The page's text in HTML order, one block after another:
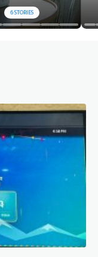
6STORIES